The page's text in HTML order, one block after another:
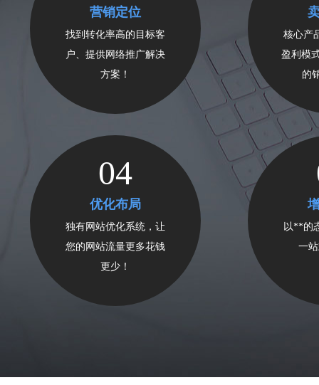
营销定位
找到转化率高的目标客
户、提供网络推广解决
方案！
核心产
盈利模
的
04
优化布局
独有网站优化系统，让
您的网站流量更多花钱
更少！
以**的
一